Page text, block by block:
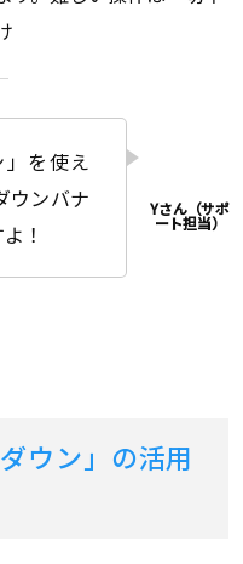
」を使え
ウンバナ
！
ウン」の活用